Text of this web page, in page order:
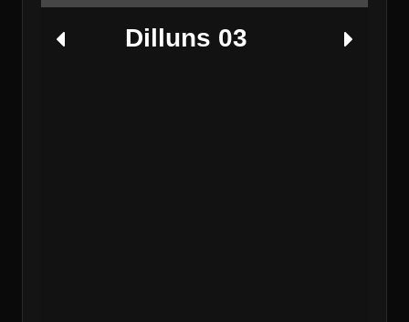
Dilluns 03